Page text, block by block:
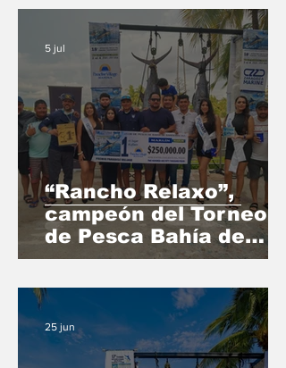
“Rancho Relaxo”,
campeón del Torneo
de Pesca Bahía de
Banderas con un
5 jul
25 jun